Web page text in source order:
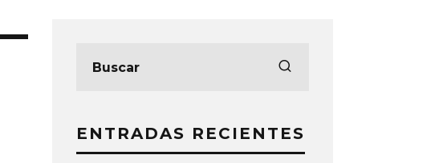
ENTRADAS RECIENTES